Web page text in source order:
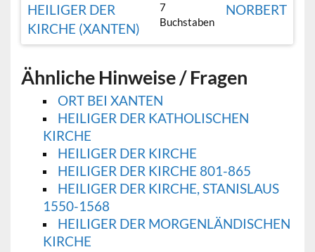
HEILIGER DER
KIRCHE (XANTEN)
7
Buchstaben
NORBERT
Ähnliche Hinweise / Fragen
ORT BEI XANTEN
HEILIGER DER KATHOLISCHEN
KIRCHE
HEILIGER DER KIRCHE
HEILIGER DER KIRCHE 801-865
HEILIGER DER KIRCHE, STANISLAUS
1550-1568
HEILIGER DER MORGENLÄNDISCHEN
KIRCHE